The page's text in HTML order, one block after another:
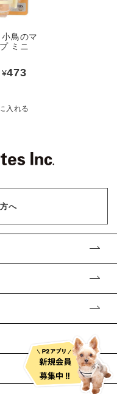
鳥のマ
ミニ
¥473
入れる
へ